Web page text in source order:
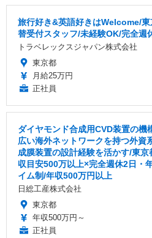
旅行好き&英語好きはWelcome/
替受付スタッフ/未経験OK/完全週
トラベレックスジャパン株式会社
東京都
月給25万円
正社員
ダイヤモンド合成用CVD装置の機
広い海外ネットワークを持つ外資
成膜装置の設計経験を活かす/東
収目安500万以上×完全週休2日・
イム制/年収500万円以上
日総工産株式会社
東京都
年収500万円～
正社員